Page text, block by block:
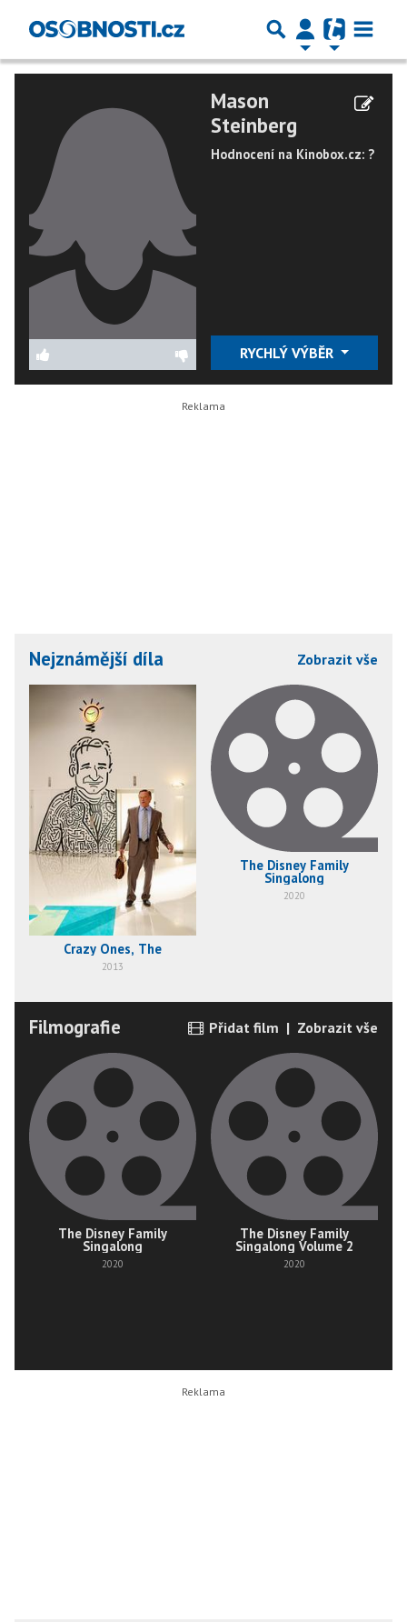
Mason
Steinberg
Hodnocení na Kinobox.cz: ?
RYCHLÝ VÝBĚR
Nejznámější díla Zobrazit vše
Crazy Ones, The
2013
The Disney Family
Singalong
2020
Filmografie Přidat film | Zobrazit vše
The Disney Family
Singalong
2020
The Disney Family
Singalong Volume 2
2020